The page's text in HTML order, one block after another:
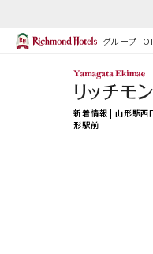
グループ
新着情報 | 山形駅西
形駅前